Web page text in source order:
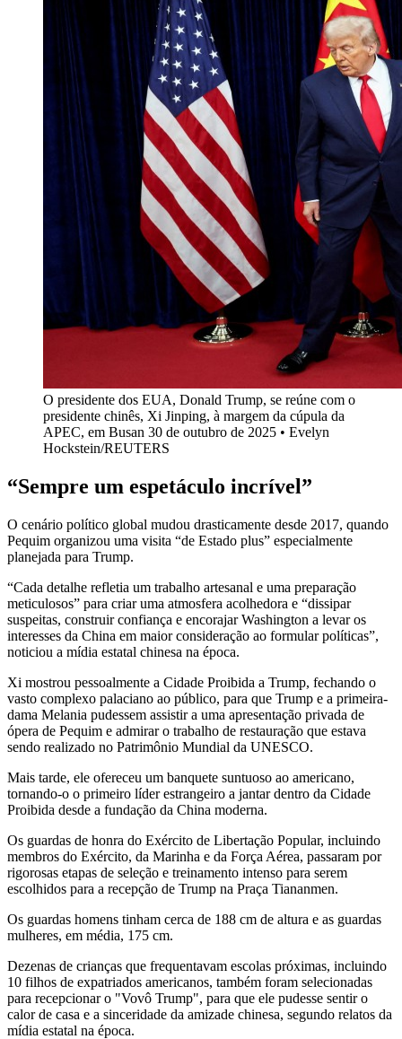
O presidente dos EUA, Donald Trump, se reúne com o
presidente chinês, Xi Jinping, à margem da cúpula da
APEC, em Busan 30 de outubro de 2025 • Evelyn
Hockstein/REUTERS
“Sempre um espetáculo incrível”
O cenário político global mudou drasticamente desde 2017, quando
Pequim organizou uma visita “de Estado plus” especialmente
planejada para Trump.
“Cada detalhe refletia um trabalho artesanal e uma preparação
meticulosos” para criar uma atmosfera acolhedora e “dissipar
suspeitas, construir confiança e encorajar Washington a levar os
interesses da China em maior consideração ao formular políticas”,
noticiou a mídia estatal chinesa na época.
Xi mostrou pessoalmente a Cidade Proibida a Trump, fechando o
vasto complexo palaciano ao público, para que Trump e a primeira-
dama Melania pudessem assistir a uma apresentação privada de
ópera de Pequim e admirar o trabalho de restauração que estava
sendo realizado no Patrimônio Mundial da UNESCO.
Mais tarde, ele ofereceu um banquete suntuoso ao americano,
tornando-o o primeiro líder estrangeiro a jantar dentro da Cidade
Proibida desde a fundação da China moderna.
Os guardas de honra do Exército de Libertação Popular, incluindo
membros do Exército, da Marinha e da Força Aérea, passaram por
rigorosas etapas de seleção e treinamento intenso para serem
escolhidos para a recepção de Trump na Praça Tiananmen.
Os guardas homens tinham cerca de 188 cm de altura e as guardas
mulheres, em média, 175 cm.
Dezenas de crianças que frequentavam escolas próximas, incluindo
10 filhos de expatriados americanos, também foram selecionadas
para recepcionar o "Vovô Trump", para que ele pudesse sentir o
calor de casa e a sinceridade da amizade chinesa, segundo relatos da
mídia estatal na época.